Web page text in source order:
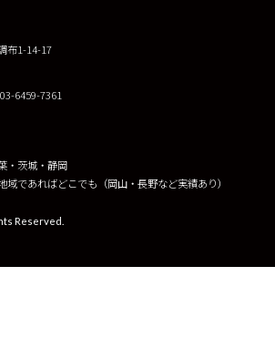
布1-14-17
6459-7361
・茨城・静岡
であればどこでも（岡山・長野など実績あり）
Reserved.